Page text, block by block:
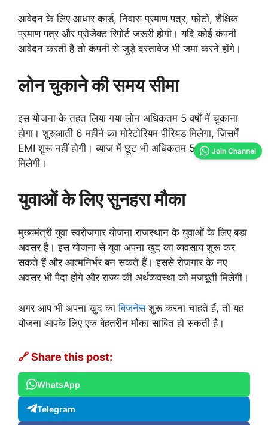
आवेदन के लिए आधार कार्ड, निवास प्रमाण पत्र, फोटो, शैक्षिक
प्रमाण पत्र और प्रोजेक्ट रिपोर्ट जरूरी होगी। यदि कोई कंपनी
आवेदन करती है तो कंपनी से जुड़े दस्तावेज भी जमा करने होंगे।
लोन चुकाने की समय सीमा
इस योजना के तहत लिया गया लोन अधिकतम 5 वर्षों में चुकाना
होगा। शुरुआती 6 महीने का मोरेटोरियम पीरियड मिलेगा, जिसमें
EMI शुरू नहीं होगी। ब्याज में छूट भी अधिकतम 5 साल तक
मिलेगी।
युवाओं के लिए सुनहरा मौका
मुख्यमंत्री युवा स्वरोजगार योजना राजस्थान के युवाओं के लिए बड़ा
अवसर है। इस योजना से युवा अपना खुद का व्यवसाय शुरू कर
सकते हैं और आत्मनिर्भर बन सकते हैं। इससे रोजगार के नए
अवसर भी पैदा होंगे और राज्य की अर्थव्यवस्था को मजबूती मिलेगी।
अगर आप भी अपना खुद काबिजनेसशुरू करना चाहते हैं, तो यह
योजना आपके लिए एक बेहतरीन मौका साबित हो सकती है।
🔗 Share this post:
WhatsApp
Telegram
Join Channel